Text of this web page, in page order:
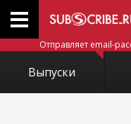
Отправляет email-
Выпуски